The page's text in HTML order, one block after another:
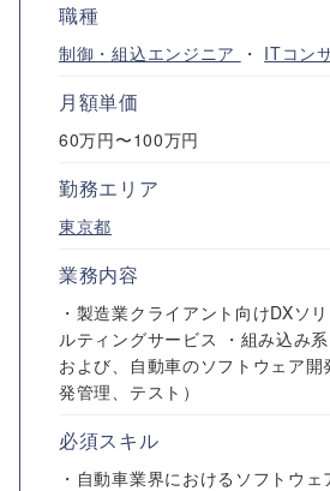
職種
制御・組込エンジニア ・ ITコン
月額単価
60万円〜100万円
勤務エリア
東京都
業務内容
・製造業クライアント向けDXソ
ルティングサービス ・組み込み
および、自動車のソフトウェア開
発管理、テスト）
必須スキル
・自動車業界におけるソフトウ